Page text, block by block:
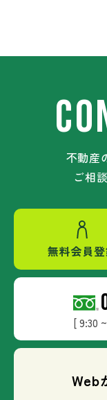
不動産
ご相
無料会員
[ 9:30
Web